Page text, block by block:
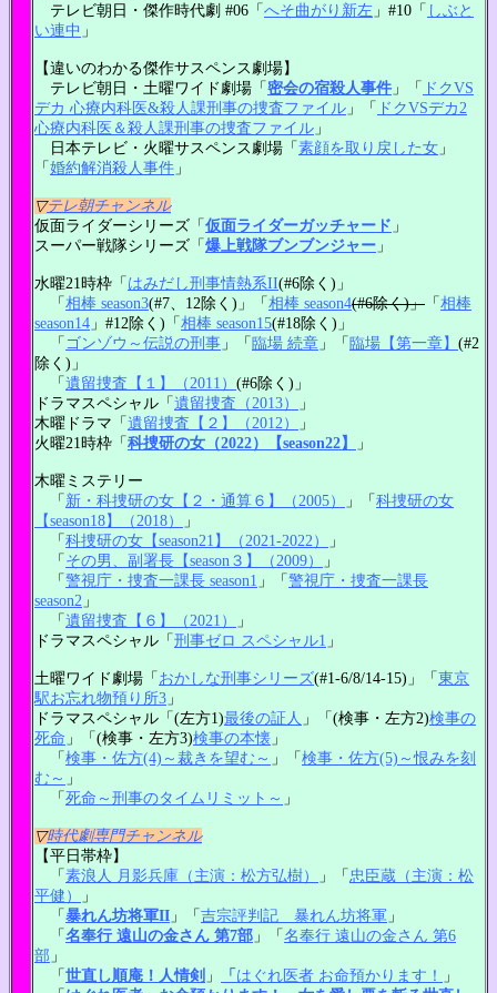
テレビ朝日・傑作時代劇 #06「へそ曲がり新左 」#10「 しぶと
い連中 」
【違いのわかる傑作サスペンス劇場】
テレビ朝日・土曜ワイド劇場「密会の宿殺人事件 」「 ドクVS
デカ 心療内科医&殺人課刑事の捜査ファイル 」「 ドクVSデカ2
心療内科医＆殺人課刑事の捜査ファイル 」
日本テレビ・火曜サスペンス劇場「素顔を取り戻した女 」
「婚約解消殺人事件 」
▽テレ朝チャンネル
仮面ライダーシリーズ「仮面ライダーガッチャード 」
スーパー戦隊シリーズ「爆上戦隊ブンブンジャー 」
水曜21時枠「 はみだし刑事情熱系II(#6除く)」
「相棒 season3(#7、12除く)」「相棒 season4(#6除く)」 「相棒
season14 」#12除く)「相棒 season15(#18除く)」
「 ゴンゾウ～伝説の刑事 」「臨場 続章 」「臨場【第一章】 (#2
除く)」
「遺留捜査【１】（2011） (#6除く)」
ドラマスペシャル「遺留捜査（2013）
」
木曜ドラマ「遺留捜査【２】（2012）
」
火曜21時枠「科捜研の女（2022）【season22】 」
木曜ミステリー
「 新・科捜研の女【２・通算６】（2005） 」「科捜研の女
【season18】（2018）
」
「科捜研の女【season21】（2021-2022）
」
「 その男、副署長【season３】（2009）
」
「警視庁・捜査一課長 season1 」「警視庁・捜査一課長
season2 」
「遺留捜査【６】（2021）
」
ドラマスペシャル「刑事ゼロ スペシャル1 」
土曜ワイド劇場「 おかしな刑事シリーズ(#1-6/8/14-15)」「東京
駅お忘れ物預り所3 」
ドラマスペシャル「(左方1)最後の証人 」「(検事・左方2)検事の
死命 」「(検事・左方3)検事の本懐 」
「検事・佐方(4)～裁きを望む～ 」「検事・佐方(5)～恨みを刻
む～ 」
「死命～刑事のタイムリミット～ 」
▽時代劇専門チャンネル
【平日帯枠】
「素浪人 月影兵庫（主演：松方弘樹） 」「 忠臣蔵（主演：松
平健）
」
「暴れん坊将軍II 」「吉宗評判記 暴れん坊将軍 」
「名奉行 遠山の金さん 第7部 」「名奉行 遠山の金さん 第6
部 」
「世直し順庵！人情剣 」 「 はぐれ医者 お命預かります！
」